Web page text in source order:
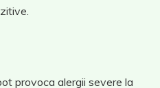
provoca alergii severe la